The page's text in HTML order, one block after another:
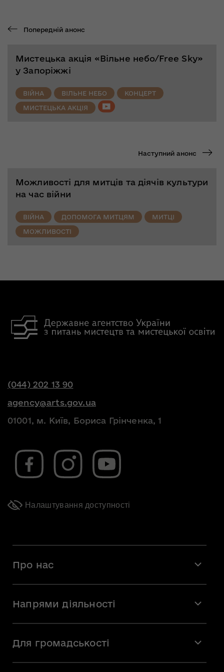
Попередній анонс
Мистецька акція «Вільне небо/Free Sky»
у Запоріжжі
ВІЙНА ВІЛЬНЕ НЕБО КОНЦЕРТ
МИСТЕЦЬКА АКЦІЯ
Наступний анонс
Можливості для митців та діячів культури
на час війни
ВІЙНА ДОПОМОГА МИТЦЯМ МИТЦІ
МОЖЛИВОСТІ
(044) 202 13 90
agency@arts.gov.ua
01001, м. Київ, Бориса Грінченка, 1
Налаштування доступності
Про нас
Команда
Вакансії
Напрями діяльності
Мистецька освіта
Для громадськості